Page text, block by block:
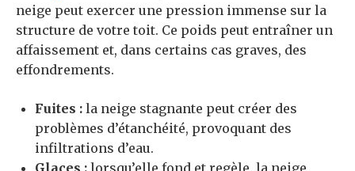
neige peut exercer une pression immense sur la
structure de votre toit. Ce poids peut entraîner un
affaissement et, dans certains cas graves, des
effondrements.
Fuites : la neige stagnante peut créer des
problèmes d’étanchéité, provoquant des
infiltrations d’eau.